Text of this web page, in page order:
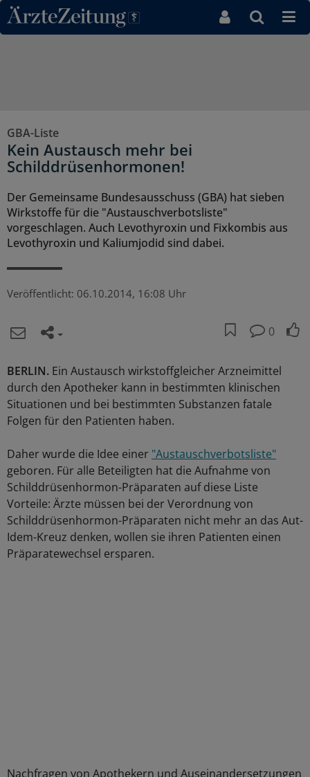
Direkt zum Inhaltsbereich
GBA-Liste
Kein Austausch mehr bei
Schilddrüsenhormonen!
Der Gemeinsame Bundesausschuss (GBA) hat sieben
Wirkstoffe für die "Austauschverbotsliste"
vorgeschlagen. Auch Levothyroxin und Fixkombis aus
Levothyroxin und Kaliumjodid sind dabei.
Veröffentlicht: 06.10.2014, 16:08 Uhr
0
BERLIN. Ein Austausch wirkstoffgleicher Arzneimittel
durch den Apotheker kann in bestimmten klinischen
Situationen und bei bestimmten Substanzen fatale
Folgen für den Patienten haben.
Daher wurde die Idee einer "Austauschverbotsliste"
geboren. Für alle Beteiligten hat die Aufnahme von
Schilddrüsenhormon-Präparaten auf diese Liste
Vorteile: Ärzte müssen bei der Verordnung von
Schilddrüsenhormon-Präparaten nicht mehr an das Aut-
Idem-Kreuz denken, wollen sie ihren Patienten einen
Präparatewechsel ersparen.
Nachfragen von Apothekern und Auseinandersetzungen